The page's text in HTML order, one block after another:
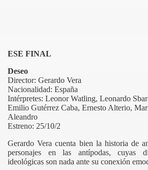
ESE FINAL
Deseo
Director: Gerardo Vera
Nacionalidad: España
Intérpretes: Leonor Watling, Leonardo
Emilio Gutérrez Caba, Ernesto Alterio,
Aleandro
Estreno: 25/10/2
Gerardo Vera cuenta bien la historia de
personajes en las antípodas, cuyas
ideológicas son nada ante su conexión